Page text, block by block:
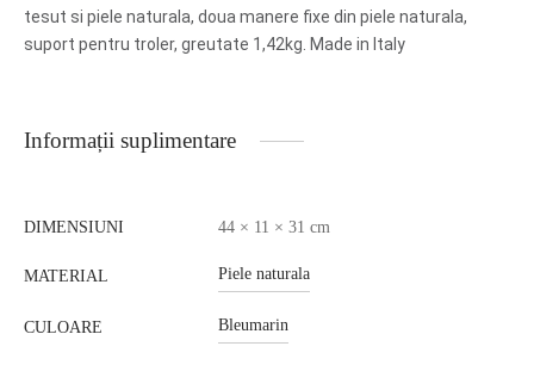
tesut si piele naturala, doua manere fixe din piele naturala,
suport pentru troler, greutate 1,42kg. Made in Italy
Informații suplimentare
DIMENSIUNI 44 × 11 × 31 cm
MATERIAL Piele naturala
CULOARE Bleumarin